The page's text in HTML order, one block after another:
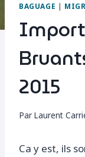
BAGUAGE |
2015
Par Laurent
Ca y est, ils